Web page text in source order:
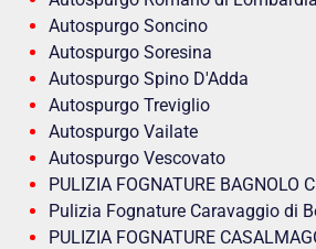
Autospurgo Soncino
Autospurgo Soresina
Autospurgo Spino D'Adda
Autospurgo Treviglio
Autospurgo Vailate
Autospurgo Vescovato
PULIZIA FOGNATURE BAGNOLO
Pulizia Fognature Caravaggio di
PULIZIA FOGNATURE